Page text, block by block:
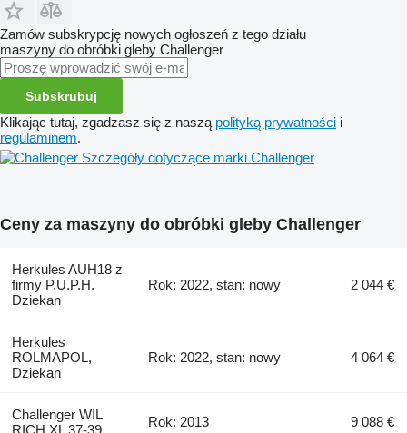
Zamów subskrypcję nowych ogłoszeń z tego działu
maszyny do obróbki gleby Challenger
Subskrubuj
Klikając tutaj, zgadzasz się z naszą polityką prywatności i
regulaminem.
Szczegóły dotyczące marki Challenger
Ceny za maszyny do obróbki gleby Challenger
Herkules AUH18 z
firmy P.U.P.H.
Dziekan
Rok: 2022, stan: nowy 2 044 €
Herkules
ROLMAPOL,
Dziekan
Rok: 2022, stan: nowy 4 064 €
Challenger WIL
RICH XL 37-39
Rok: 2013 9 088 €